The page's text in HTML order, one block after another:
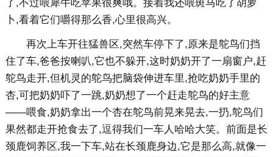
了,不过喂犀牛吃苹果很爽哦。接着我还喂斑马吃了胡萝
卜,看着它们嚼得那么香,心里很高兴。
再次上车开往猛兽区,突然车停下了,原来是鸵鸟们挡
住了车,爸爸按喇叭,它也不躲开,这时奶奶开了一扇窗户,赶
鸵鸟走开,但机灵的鸵鸟把脑袋伸进车里,抢吃奶奶手里的
杏,可把奶奶吓了一跳,奶奶想了一个赶走鸵鸟的好主意
——喂食,奶奶拿出一个杏在鸵鸟前晃来晃去,一扔,鸵鸟们
果然都走开抢食去了,逗得我们一车人哈哈大笑。前面是长
颈鹿饲养区,我一下车,站在长颈鹿身边,它是那么高,就像一